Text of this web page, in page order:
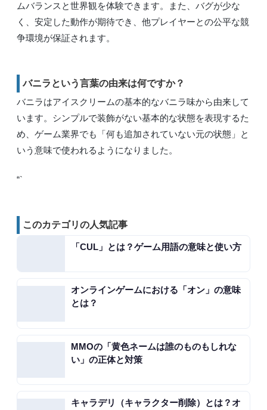
ムバランスと世界観を体験できます。また、バグが少な
く、安定した動作が期待でき、他プレイヤーとの公平な競
争環境が保証されます。
バニラという言葉の由来は何ですか？
バニラはアイスクリームの基本的なバニラ味から由来して
います。シンプルで装飾がない基本的な状態を表現するた
め、ゲーム業界でも「何も追加されていない元の状態」と
いう意味で使われるようになりました。
“`
このカテゴリの人気記事
「CUL」とは？ゲーム用語の意味と使い方
オンラインゲームにおける「オン」の意味
とは？
MMOの「黄色ネームは誰のものもしれな
い」の正体と対策
キャラデリ（キャラクター削除）とは？オ